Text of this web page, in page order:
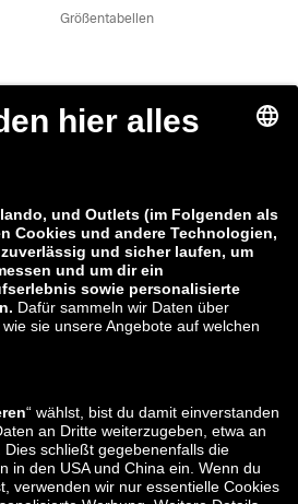
Größentabellen
Zahlungsmethoden
Versand und
Versandpartner